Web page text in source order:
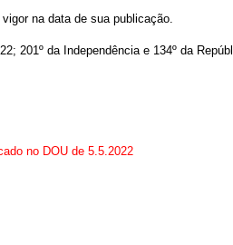
na data de sua publicação.
201º da Independência e 134º da
no DOU de 5.5.2022